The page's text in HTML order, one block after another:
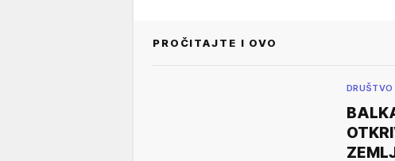
PROČITAJTE I OVO
DRUŠTVO